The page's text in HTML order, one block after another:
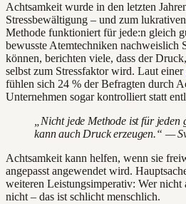
Achtsamkeit wurde in den letzten
Stressbewältigung – und zum
Methode funktioniert für jede:n gleich
bewusste Atemtechniken nachweislich
können, berichten viele, dass der
selbst zum Stressfaktor wird. Laut einer
fühlen sich 24 % der Befragten durch
Unternehmen sogar kontrolliert statt
„Nicht jede Methode ist für jeden
kann auch Druck erzeugen.“ —
Achtsamkeit kann helfen, wenn sie
angepasst angewendet wird.
weiteren Leistungsimperativ: Wer nicht
nicht – das ist schlicht menschlich.